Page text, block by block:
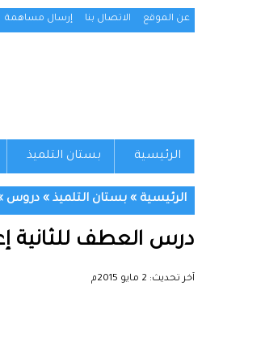
عن الموقع الاتصال بنا إرسال مساهمة
الرئيسية بستان التلميذ
الرئيسية » بستان التلميذ » دروس
درس العطف للثانية
آخر تحديث: 2 مايو 2015م